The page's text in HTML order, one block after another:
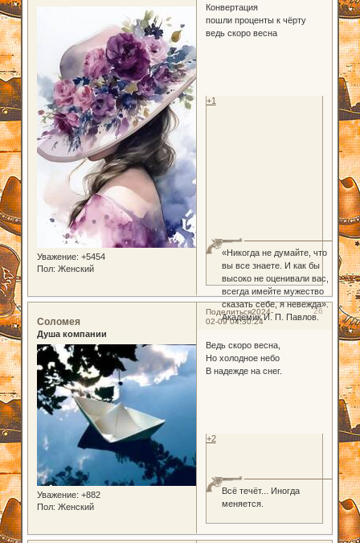
Уважение: +5454
Пол: Женский
Конвертация
пошли проценты к чёрту
ведь скоро весна
«Никогда не думайте, что
вы все знаете. И как бы
высоко не оценивали вас,
всегда имейте мужество
сказать себе, я невежда».
Академик И. П. Павлов.
+1
Поделиться 26
2024-
02-09 04:30:24
Соломея
Душа компании
Уважение: +882
Пол: Женский
Ведь скоро весна,
Но холодное небо
В надежде на снег.
Всё течёт... Иногда
меняется.
+2